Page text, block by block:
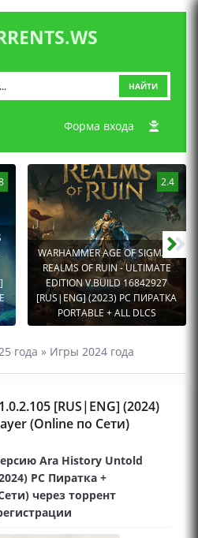
НАЙТИ
Форма входа
2.4
WARHAMMER AGE OF SIGMAR:
REALMS OF RUIN - ULTIMATE
EDITION V.BUILD 16842927
[RUS|ENG] (2023) PC ПИРАТКА
PORTABLE + ALL DLCS
года » Игры 2024 года
[RUS|ENG] (2024)
(Online по Сети)
Ara History Untold
PC Пиратка +
через торрент